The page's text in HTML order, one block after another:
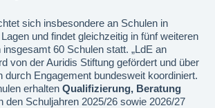
sich insbesondere an Schulen in
und findet gleichzeitig in fünf weiteren
60 Schulen statt. „LdE an
von der Auridis Stiftung gefördert und über
durch Engagement bundesweit koordiniert.
erhalten Qualifizierung, Beratung
den Schuljahren 2025/26 sowie 2026/27